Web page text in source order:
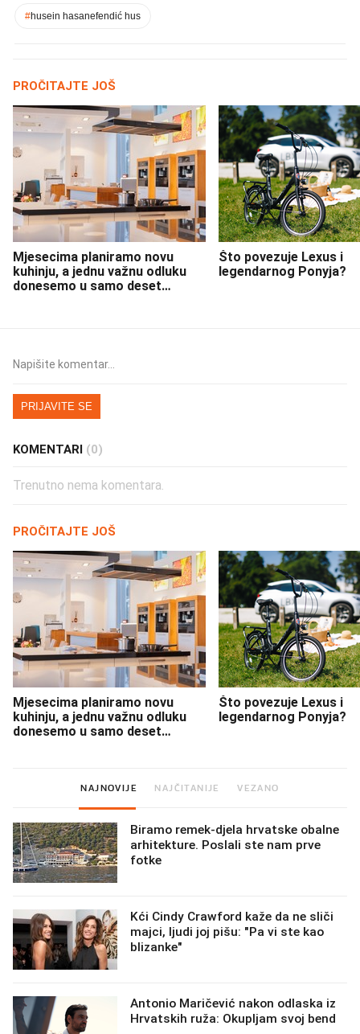
#husein hasanefendić hus
PROČITAJTE JOŠ
Mjesecima planiramo novu
kuhinju, a jednu važnu odluku
donesemo u samo deset
Što povezuje Lexus i
legendarnog Ponyja?
PRIJAVITE SE
KOMENTARI (0)
Trenutno nema komentara.
PROČITAJTE JOŠ
Mjesecima planiramo novu
kuhinju, a jednu važnu odluku
donesemo u samo deset
Što povezuje Lexus i
legendarnog Ponyja?
NAJNOVIJE NAJČITANIJE VEZANO
Biramo remek-djela hrvatske obalne
arhitekture. Poslali ste nam prve
fotke
Kći Cindy Crawford kaže da ne sliči
majci, ljudi joj pišu: "Pa vi ste kao
blizanke"
Antonio Maričević nakon odlaska iz
Hrvatskih ruža: Okupljam svoj bend